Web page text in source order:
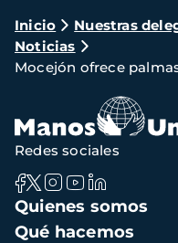
Ruta
de
navegación
Inicio Nuestras
Noticias
Mocejón ofrece
Navegación
principal
Quienes somos
Qué hacemos
Redes sociales